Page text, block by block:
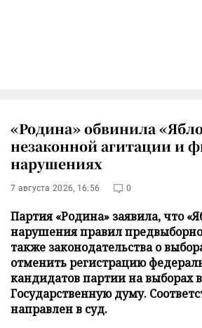
«Родина» обвинила
незаконной агитации и
нарушениях
7 августа 2026, 16:56 0
Партия «Родина» заявила, что
нарушения правил
также законодательства о
отменить регистрацию
кандидатов партии на выборах в
Государственную думу.
направлен в суд.